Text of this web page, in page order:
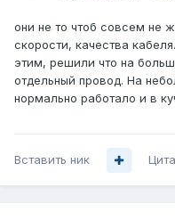
они не то чтоб совсем не
скорости, качества
этим, решили что на
отдельный провод. На
нормально работало и в
Вставить ник